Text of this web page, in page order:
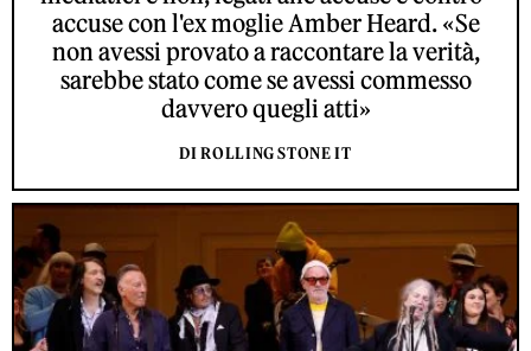
accuse con l'ex moglie Amber Heard. «Se
non avessi provato a raccontare la verità,
sarebbe stato come se avessi commesso
davvero quegli atti»
DI ROLLING STONE IT